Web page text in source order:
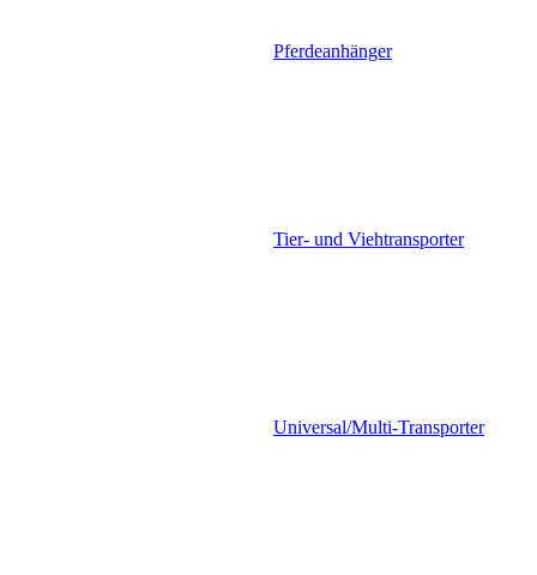
Pferdeanhänger
Tier- und Viehtransporter
Universal/Multi-Transporter